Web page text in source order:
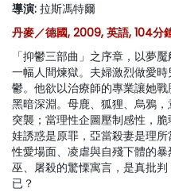
購
優
前
導演: 拉斯馮特爾
丹麥／德國, 2009, 英語, 104分
「抑鬱三部曲」之序章，以夢
一幅人間煉獄。夫婦激烈做愛
鬱。他欲以治療師的專業讓她
黑暗深淵。母鹿、狐狸、烏鴉
突襲；當理性企圖壓制感性，
娃誘惑是原罪，亞當殺妻是理
性愛場面、凌虐與自殘下體的
巫、屠殺的驚慄寓言，是真批
已？